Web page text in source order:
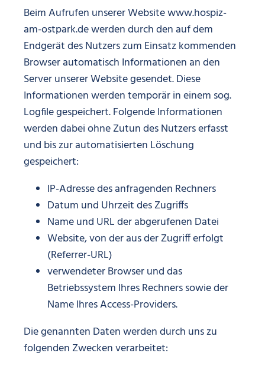
Beim Aufrufen unserer Website www.hospiz-
am-ostpark.de werden durch den auf dem
Endgerät des Nutzers zum Einsatz kommenden
Browser automatisch Informationen an den
Server unserer Website gesendet. Diese
Informationen werden temporär in einem sog.
Logfile gespeichert. Folgende Informationen
werden dabei ohne Zutun des Nutzers erfasst
und bis zur automatisierten Löschung
gespeichert:
IP-Adresse des anfragenden Rechners
Datum und Uhrzeit des Zugriffs
Name und URL der abgerufenen Datei
Website, von der aus der Zugriff erfolgt
(Referrer-URL)
verwendeter Browser und das
Betriebssystem Ihres Rechners sowie der
Name Ihres Access-Providers.
Die genannten Daten werden durch uns zu
folgenden Zwecken verarbeitet: